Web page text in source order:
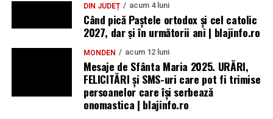
DIN JUDEȚ acum 4 luni
Când pică Paștele ortodox și cel catolic
2027, dar și în următorii ani | blajinfo.ro
MONDEN acum 12 luni
Mesaje de Sfânta Maria 2025. URĂRI,
FELICITĂRI și SMS-uri care pot fi trimise
persoanelor care își serbează
onomastica | blajinfo.ro